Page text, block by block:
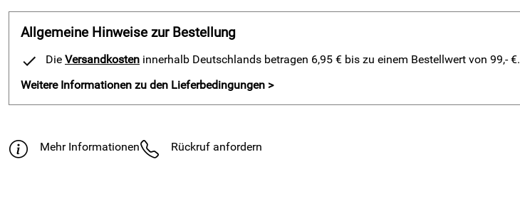
Allgemeine Hinweise zur Bestellung
Die Versandkosten innerhalb Deutschlands betragen 6,95 € bis zu einem Bestellwert von 99,- €.
Weitere Informationen zu den Lieferbedingungen >
Mehr Informationen Rückruf anfordern